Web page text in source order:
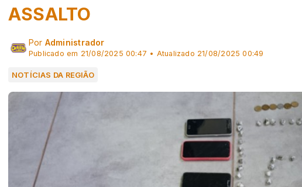
ASSALTO
Por Administrador
Publicado em 21/08/2025 00:47 • Atualizado 21/08/2025 00:49
NOTÍCIAS DA REGIÃO